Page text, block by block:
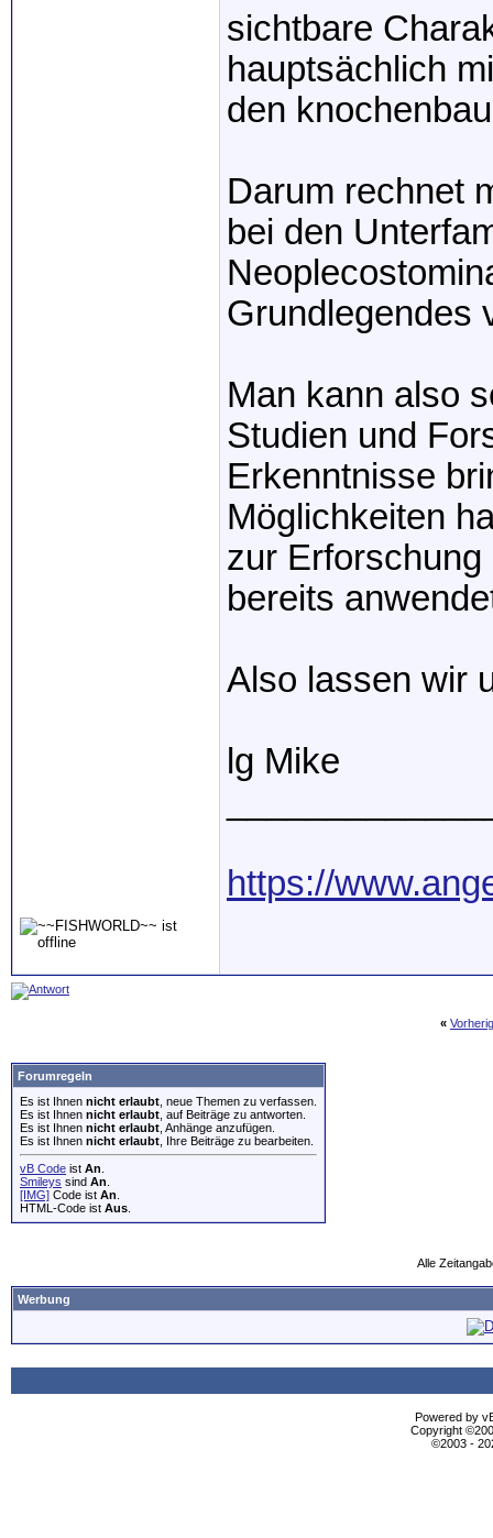
sichtbare
hauptsächlich
den
Darum rechnet
bei den
Grundlegendes
Man kann also
Studien und
Erkenntnisse
Möglichkeiten
zur
bereits
Also lassen wir
lg Mike
https://
«
Forumregeln
Es ist Ihnen nicht erlaubt , neue Themen zu verfassen.
Es ist Ihnen nicht erlaubt , auf Beiträge zu antworten.
Es ist Ihnen nicht erlaubt , Anhänge anzufügen.
Es ist Ihnen nicht erlaubt , Ihre Beiträge zu bearbeiten.
vB Code ist An
Smileys sind An
[IMG] Code ist An
HTML-Code ist Aus
Alle
Werbung
Powered by
Copyright
©2003 -